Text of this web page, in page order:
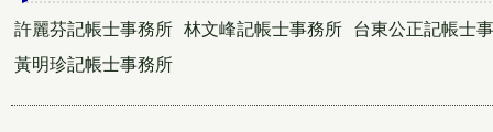
許麗芬記帳士事務所 林文峰記帳士事務所
台東公正記帳士
黃明珍記帳士事務所